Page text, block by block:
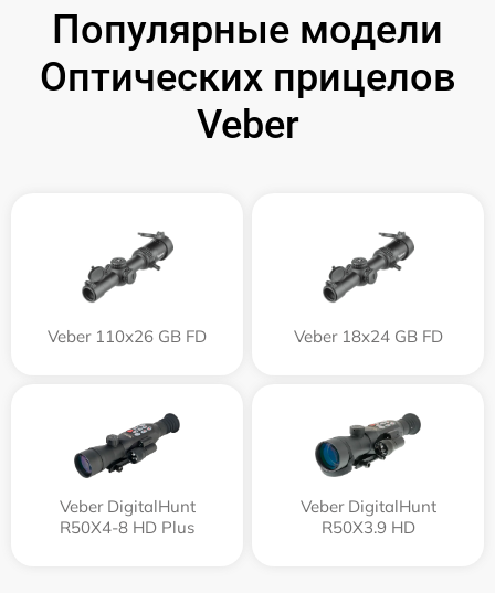
Популярные модели
Оптических прицелов
Veber
Veber 110х26 GB FD Veber 18x24 GB FD
Veber DigitalHunt
R50X4-8 HD Plus
Veber DigitalHunt
R50X3.9 HD